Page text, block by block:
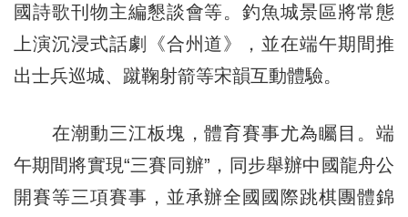
國詩歌刊物主編懇談會等。釣魚城景區將常態
上演沉浸式話劇《合州道》，並在端午期間推
出士兵巡城、蹴鞠射箭等宋韻互動體驗。
在潮動三江板塊，體育賽事尤為矚目。端
午期間將實現“三賽同辦”，同步舉辦中國龍舟公
開賽等三項賽事，並承辦全國國際跳棋團體錦